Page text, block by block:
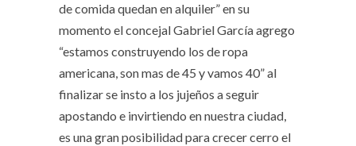
de comida quedan en alquiler” en su
momento el concejal Gabriel García agrego
“estamos construyendo los de ropa
americana, son mas de 45 y vamos 40” al
finalizar se insto a los jujeños a seguir
apostando e invirtiendo en nuestra ciudad,
es una gran posibilidad para crecer cerro el